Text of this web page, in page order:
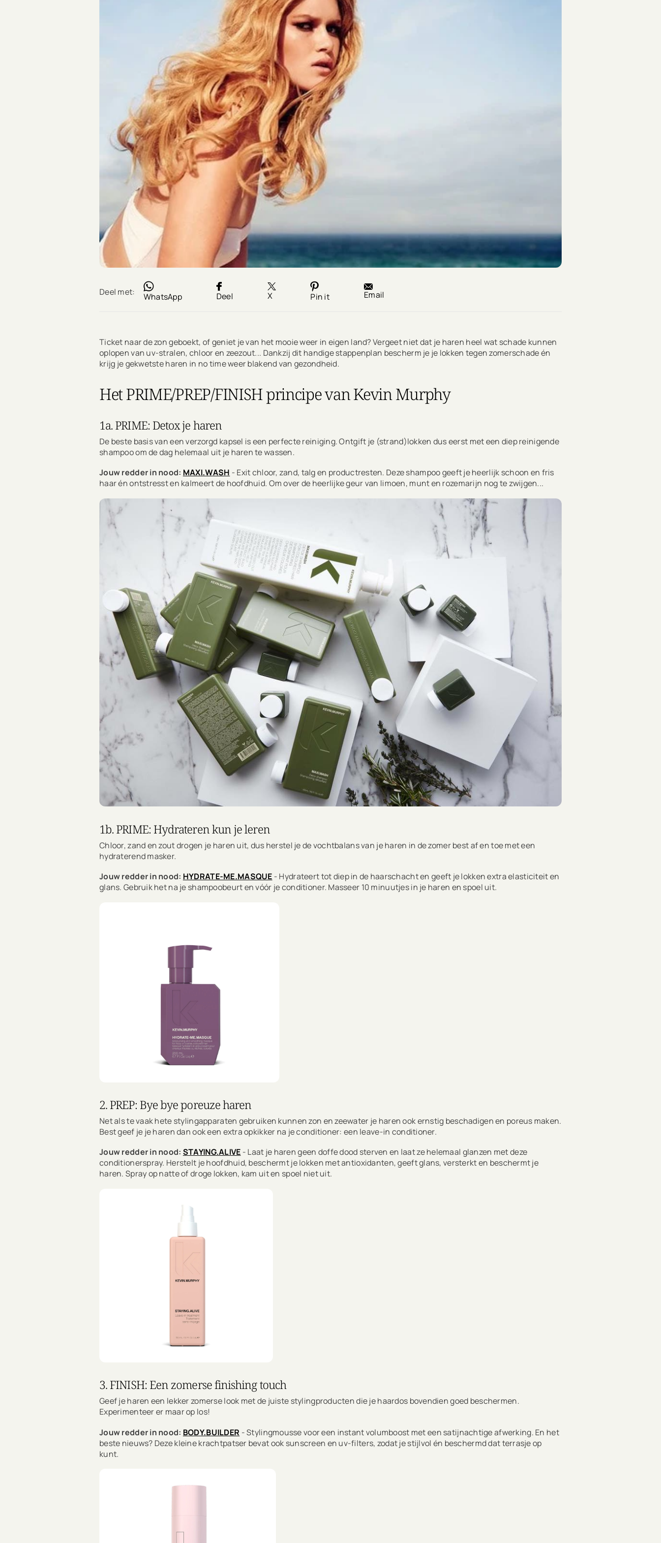
Deel met: WhatsApp Deel X Pin it Email
Ticket naar de zon geboekt, of geniet je van het mooie weer in eigen land? Vergeet niet dat je haren heel wat schade kunnen
oplopen van uv-stralen, chloor en zeezout... Dankzij dit handige stappenplan bescherm je je lokken tegen zomerschade én
krijg je gekwetste haren in no time weer blakend van gezondheid.
Het PRIME/PREP/FINISH principe van Kevin Murphy
1a. PRIME: Detox je haren
De beste basis van een verzorgd kapsel is een perfecte reiniging. Ontgift je (strand)lokken dus eerst met een diep reinigende
shampoo om de dag helemaal uit je haren te wassen.
Jouw redder in nood: MAXI.WASH - Exit chloor, zand, talg en productresten. Deze shampoo geeft je heerlijk schoon en fris
haar én ontstresst en kalmeert de hoofdhuid. Om over de heerlijke geur van limoen, munt en rozemarijn nog te zwijgen...
1b. PRIME: Hydrateren kun je leren
Chloor, zand en zout drogen je haren uit, dus herstel je de vochtbalans van je haren in de zomer best af en toe met een
hydraterend masker.
Jouw redder in nood: HYDRATE-ME.MASQUE - Hydrateert tot diep in de haarschacht en geeft je lokken extra elasticiteit en
glans. Gebruik het na je shampoobeurt en vóór je conditioner. Masseer 10 minuutjes in je haren en spoel uit.
2. PREP: Bye bye poreuze haren
Net als te vaak hete stylingapparaten gebruiken kunnen zon en zeewater je haren ook ernstig beschadigen en poreus maken.
Best geef je je haren dan ook een extra opkikker na je conditioner: een leave-in conditioner.
Jouw redder in nood: STAYING.ALIVE - Laat je haren geen doffe dood sterven en laat ze helemaal glanzen met deze
conditionerspray. Herstelt je hoofdhuid, beschermt je lokken met antioxidanten, geeft glans, versterkt en beschermt je
haren. Spray op natte of droge lokken, kam uit en spoel niet uit.
3. FINISH: Een zomerse finishing touch
Geef je haren een lekker zomerse look met de juiste stylingproducten die je haardos bovendien goed beschermen.
Experimenteer er maar op los!
Jouw redder in nood: BODY.BUILDER - Stylingmousse voor een instant volumboost met een satijnachtige afwerking. En het
beste nieuws? Deze kleine krachtpatser bevat ook sunscreen en uv-filters, zodat je stijlvol én beschermd dat terrasje op
kunt.